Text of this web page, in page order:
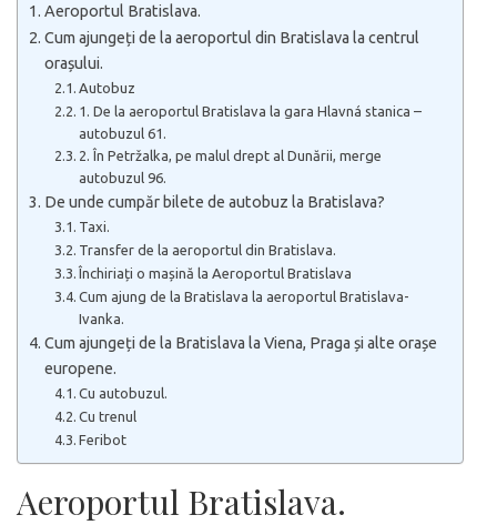
Aeroportul Bratislava.
Cum ajungeți de la aeroportul din Bratislava la centrul
orașului.
Autobuz
1. De la aeroportul Bratislava la gara Hlavná stanica –
autobuzul 61.
2. În Petržalka, pe malul drept al Dunării, merge
autobuzul 96.
De unde cumpăr bilete de autobuz la Bratislava?
Taxi.
Transfer de la aeroportul din Bratislava.
Închiriați o mașină la Aeroportul Bratislava
Cum ajung de la Bratislava la aeroportul Bratislava-
Ivanka.
Cum ajungeți de la Bratislava la Viena, Praga și alte orașe
europene.
Cu autobuzul.
Cu trenul
Feribot
Aeroportul Bratislava.